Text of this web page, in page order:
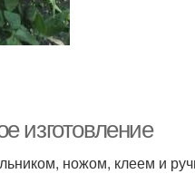
изготовление
ножом, клеем и